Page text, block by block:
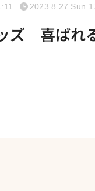
ズ 喜ばれ
2023.8.27 Sun